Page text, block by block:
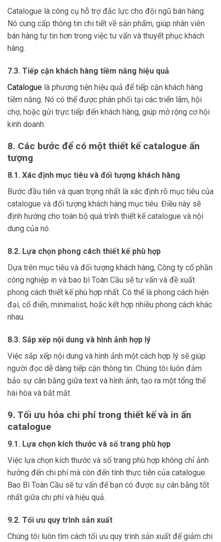
Catalogue là công cụ hỗ trợ đắc lực cho đội ngũ bán hàng.
Nó cung cấp thông tin chi tiết về sản phẩm, giúp nhân viên
bán hàng tự tin hơn trong việc tư vấn và thuyết phục khách
hàng.
7.3. Tiếp cận khách hàng tiềm năng hiệu quả
Catalogue là phương tiện hiệu quả để tiếp cận khách hàng
tiềm năng. Nó có thể được phân phối tại các triển lãm, hội
chợ, hoặc gửi trực tiếp đến khách hàng, giúp mở rộng cơ hội
kinh doanh.
8. Các bước để có một thiết kế catalogue ấn
tượng
8.1. Xác định mục tiêu và đối tượng khách hàng
Bước đầu tiên và quan trọng nhất là xác định rõ mục tiêu của
catalogue và đối tượng khách hàng mục tiêu. Điều này sẽ
định hướng cho toàn bộ quá trình thiết kế catalogue và nội
dung của nó.
8.2. Lựa chọn phong cách thiết kế phù hợp
Dựa trên mục tiêu và đối tượng khách hàng, Công ty cổ phần
công nghiệp in và bao bì Toàn Cầu sẽ tư vấn và đề xuất
phong cách thiết kế phù hợp nhất. Có thể là phong cách hiện
đại, cổ điển, minimalist, hoặc kết hợp nhiều phong cách khác
nhau.
8.3. Sắp xếp nội dung và hình ảnh hợp lý
Việc sắp xếp nội dung và hình ảnh một cách hợp lý sẽ giúp
người đọc dễ dàng tiếp cận thông tin. Chúng tôi luôn đảm
bảo sự cân bằng giữa text và hình ảnh, tạo ra một tổng thể
hài hòa và bắt mắt.
9. Tối ưu hóa chi phí trong thiết kế và in ấn
catalogue
9.1. Lựa chọn kích thước và số trang phù hợp
Việc lựa chọn kích thước và số trang phù hợp không chỉ ảnh
hưởng đến chi phí mà còn đến tính thực tiễn của catalogue.
Bao Bì Toàn Cầu sẽ tư vấn để bạn có được sự cân bằng tốt
nhất giữa chi phí và hiệu quả.
9.2. Tối ưu quy trình sản xuất
Chúng tôi luôn tìm cách tối ưu quy trình sản xuất để giảm chi